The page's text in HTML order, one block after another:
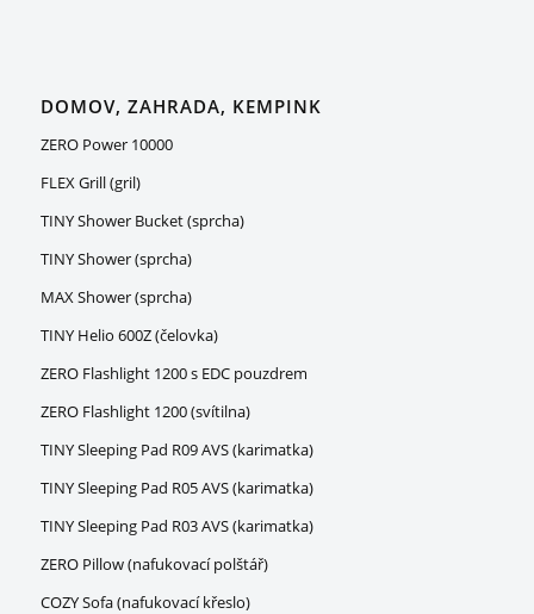
DOMOV, ZAHRADA, KEMPINK
ZERO Power 10000
FLEX Grill (gril)
TINY Shower Bucket (sprcha)
TINY Shower (sprcha)
MAX Shower (sprcha)
TINY Helio 600Z (čelovka)
ZERO Flashlight 1200 s EDC pouzdrem
ZERO Flashlight 1200 (svítilna)
TINY Sleeping Pad R09 AVS (karimatka)
TINY Sleeping Pad R05 AVS (karimatka)
TINY Sleeping Pad R03 AVS (karimatka)
ZERO Pillow (nafukovací polštář)
COZY Sofa (nafukovací křeslo)